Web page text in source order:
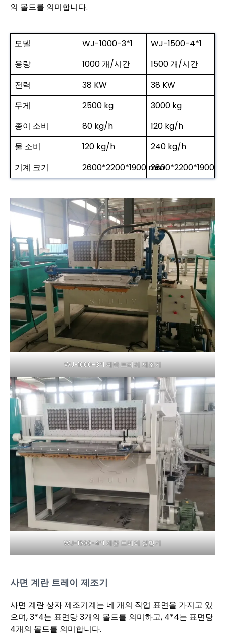
의 몰드를 의미합니다.
모델 WJ-1000-3*1
WJ-1500-4*1
용량
1000 개/시간
1500 개/시간
전력
38 KW
38 KW
무게
2500 kg
3000 kg
종이 소비
80 kg/h
120 kg/h
물 소비
120 kg/h
240 kg/h
기계 크기
2600*2200*1900 mm2800*2200*1900
WJ-1000-3*1 계란 트레이 제조기
WJ-1500-4*1 계란 트레이 성형기
사면 계란 트레이 제조기
사면 계란 상자 제조기계는 네 개의 작업 표면을 가지고 있
으며, 3*4는 표면당 3개의 몰드를 의미하고, 4*4는 표면당
4개의 몰드를 의미합니다.